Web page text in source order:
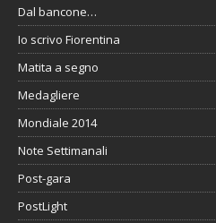
Dal bancone…
Io scrivo Fiorentina
Matita a segno
Medagliere
Mondiale 2014
Note Settimanali
Post-gara
PostLight